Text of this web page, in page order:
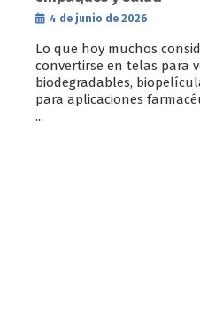
4 de junio de 2026
Lo que hoy muchos
convertirse en telas para
biodegradables,
para aplicaciones
...